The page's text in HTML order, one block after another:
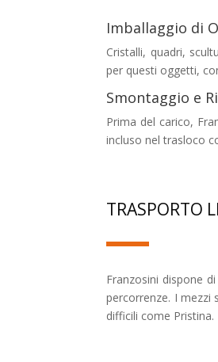
Imballaggio di
Cristalli, quadri,
per questi oggetti,
Smontaggio e
Prima del carico,
incluso nel trasloco
TRASPORTO
Franzosini dispone
percorrenze. I mezzi
difficili come Pristina.